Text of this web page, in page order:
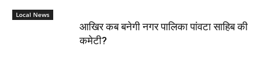
Local News
आखिर कब बनेगी नगर पालिका पांवटा साहिब की
कमेटी?